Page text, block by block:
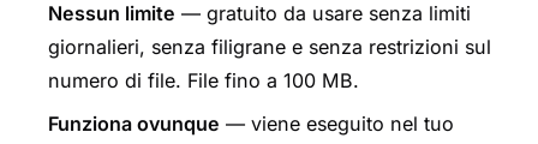
Nessun limite — gratuito da usare senza limiti
giornalieri, senza filigrane e senza restrizioni sul
numero di file. File fino a 100 MB.
Funziona ovunque — viene eseguito nel tuo